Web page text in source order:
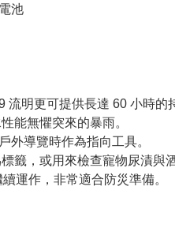
池
明更可提供長達 60 小時的
能無懼突來的暴雨。
外導覽時作為指向工具。
籤，或用來檢查寵物尿漬與
運作，非常適合防災準備。